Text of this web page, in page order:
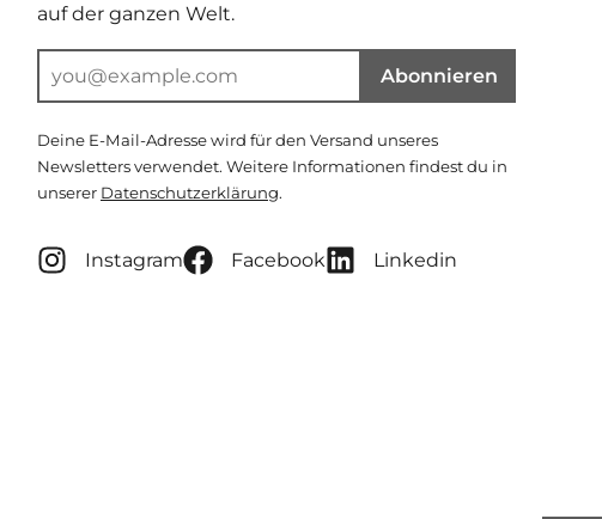
auf der ganzen Welt.
Abonnieren
Deine E-Mail-Adresse wird für den Versand unseres
Newsletters verwendet. Weitere Informationen findest du in
unserer Datenschutzerklärung.
Instagram Facebook Linkedin